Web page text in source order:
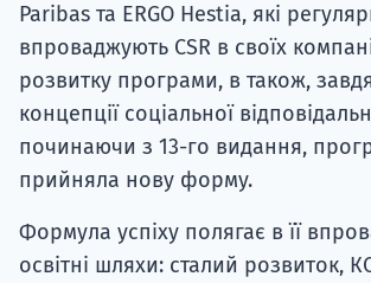
Paribas та ERGO Hestia, які
впроваджують CSR в своїх
розвитку програми, в також,
концепції соціальної
починаючи з 13-го видання,
прийняла нову форму.
Формула успіху полягає в її
освітні шляхи: сталий розвиток,